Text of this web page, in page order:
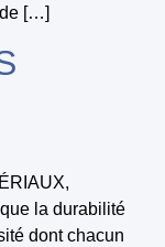
[…]
la durabilité
dont chacun